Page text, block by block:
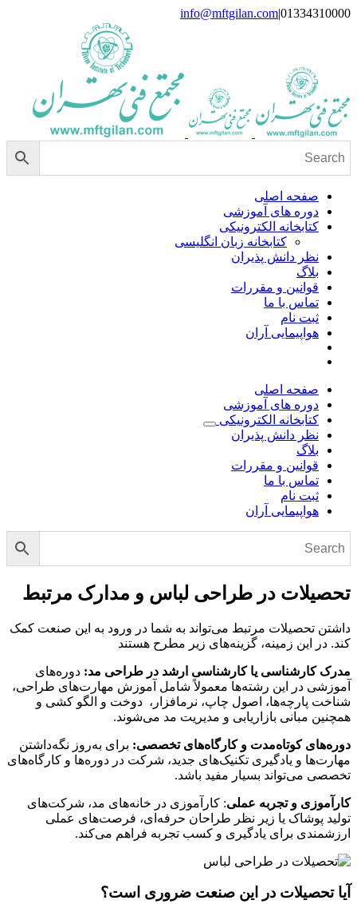
Skip
01334310000
|
info@mftgilan.com
صفحه اصلی
دوره های آموزشی
کتابخانه الکترونیکی
کتابخانه زبان انگلیسی
نظر دانش پذیران
بلاگ
قوانین و مقررات
تماس با ما
ثبت نام
هواپیمایی آران
صفحه اصلی
دوره های آموزشی
کتابخانه الکترونیکی
نظر دانش پذیران
بلاگ
قوانین و مقررات
تماس با ما
ثبت نام
هواپیمایی آران
تحصیلات در طراحی لباس و مدارک مرتبط
داشتن تحصیلات مرتبط می‌تواند به شما در ورود به این صنعت کمک
کند. در این زمینه، گزینه‌های زیر مطرح هستند
مدرک کارشناسی یا کارشناسی ارشد در طراحی مد: دوره‌های
آموزشی در این رشته‌ها معمولاً شامل آموزش مهارت‌های طراحی،
شناخت پارچه‌ها، اصول چاپ، نرمافزار، دوخت و الگو کشی و
همچنین مبانی بازاریابی و مدیریت مد می‌شوند.
دوره‌های کوتاه‌مدت و کارگاه‌های تخصصی: برای به‌روز نگه‌داشتن
مهارت‌ها و یادگیری تکنیک‌های جدید، شرکت در دوره‌ها و کارگاه‌های
تخصصی می‌تواند بسیار مفید باشد.
کارآموزی و تجربه عملی: کارآموزی در خانه‌های مد، شرکت‌های
تولید پوشاک یا زیر نظر طراحان حرفه‌ای، فرصت‌های عملی
ارزشمندی برای یادگیری و کسب تجربه فراهم می‌کند.
آیا تحصیلات در این صنعت ضروری است؟